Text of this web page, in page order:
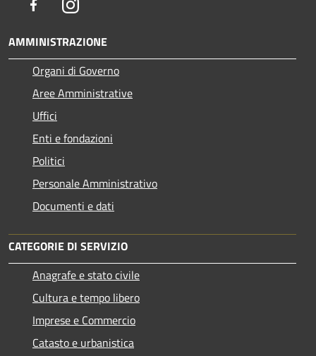
FacebookInstagram
AMMINISTRAZIONE
Organi di Governo
Aree Amministrative
Uffici
Enti e fondazioni
Politici
Personale Amministrativo
Documenti e dati
CATEGORIE DI SERVIZIO
Anagrafe e stato civile
Cultura e tempo libero
Imprese e Commercio
Catasto e urbanistica